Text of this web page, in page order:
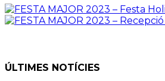
ÚLTIMES NOTÍCIES